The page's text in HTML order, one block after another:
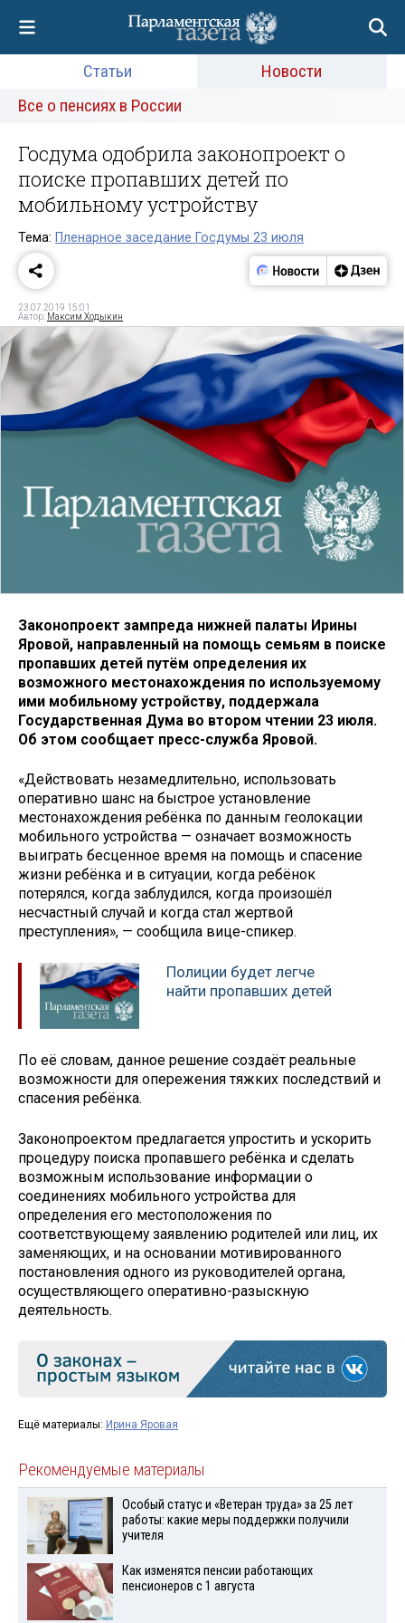
Статьи
Новости
Все о пенсиях в России
Госдума одобрила законопроект о
поиске пропавших детей по
мобильному устройству
Тема: Пленарное заседание Госдумы 23 июля
23.07.2019 15:01
Автор: Максим Ходыкин
Законопроект зампреда нижней палаты Ирины
Яровой, направленный на помощь семьям в поиске
пропавших детей путём определения их
возможного местонахождения по используемому
ими мобильному устройству, поддержала
Государственная Дума во втором чтении 23 июля.
Об этом сообщает пресс-служба Яровой.
«Действовать незамедлительно, использовать
оперативно шанс на быстрое установление
местонахождения ребёнка по данным геолокации
мобильного устройства — означает возможность
выиграть бесценное время на помощь и спасение
жизни ребёнка и в ситуации, когда ребёнок
потерялся, когда заблудился, когда произошёл
несчастный случай и когда стал жертвой
преступления», — сообщила вице-спикер.
Полиции будет легче
найти пропавших детей
По её словам, данное решение создаёт реальные
возможности для опережения тяжких последствий и
спасения ребёнка.
Законопроектом предлагается упростить и ускорить
процедуру поиска пропавшего ребёнка и сделать
возможным использование информации о
соединениях мобильного устройства для
определения его местоположения по
соответствующему заявлению родителей или лиц, их
заменяющих, и на основании мотивированного
постановления одного из руководителей органа,
осуществляющего оперативно-разыскную
деятельность.
Ещё материалы: Ирина Яровая
Рекомендуемые материалы
Особый статус и «Ветеран труда» за 25 лет
работы: какие меры поддержки получили
учителя
Как изменятся пенсии работающих
пенсионеров с 1 августа